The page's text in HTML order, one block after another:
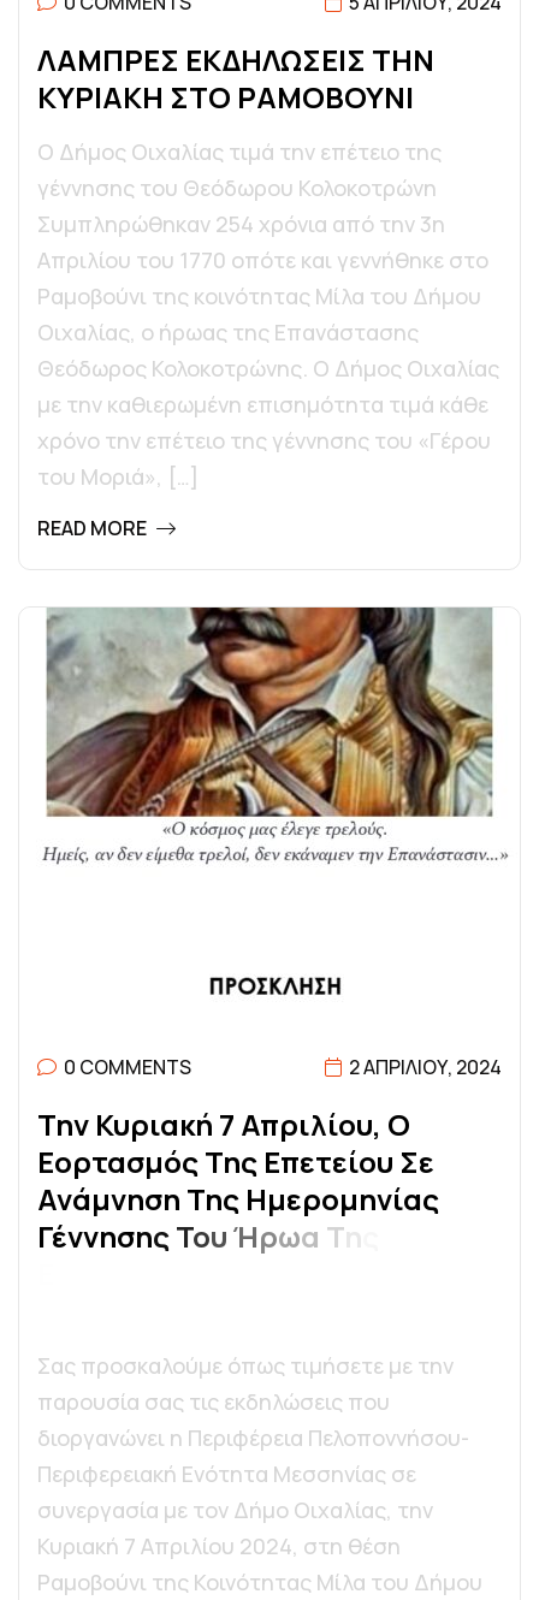
ΛΑΜΠΡΕΣ ΕΚΔΗΛΩΣΕΙΣ ΤΗΝ
ΚΥΡΙΑΚΗ ΣΤΟ ΡΑΜΟΒΟΥΝΙ
Ο Δήμος Οιχαλίας τιμά την επέτειο της
γέννησης του Θεόδωρου Κολοκοτρώνη
Συμπληρώθηκαν 254 χρόνια από την 3η
Απριλίου του 1770 οπότε και γεννήθηκε στο
Ραμοβούνι της κοινότητας Μίλα του Δήμου
Οιχαλίας, ο ήρωας της Επανάστασης
Θεόδωρος Κολοκοτρώνης. Ο Δήμος Οιχαλίας
με την καθιερωμένη επισημότητα τιμά κάθε
χρόνο την επέτειο της γέννησης του «Γέρου
του Μοριά», […]
READ MORE
0 COMMENTS 2 ΑΠΡΙΛΊΟΥ, 2024
ΤΗΝ ΚΥΡΙΑΚΉ 7 ΑΠΡΙΛΊΟΥ, Ο
ΕΟΡΤΑΣΜΌΣΤΗΣ ΕΠΕΤΕΊΟΥ ΣΕ
ΑΝΆΜΝΗΣΗ ΤΗΣ ΗΜΕΡΟΜΗΝΊΑΣ
ΓΈΝΝΗΣΗΣΤΟΥΉΡΩΑ Τ
Σας προσκαλούμε όπως τιμήσετε με την
παρουσία σας τις εκδηλώσεις που
διοργανώνει η Περιφέρεια Πελοποννήσου-
Περιφερειακή Ενότητα Μεσσηνίας σε
συνεργασία με τον Δήμο Οιχαλίας, την
Κυριακή 7 Απριλίου 2024, στη θέση
Ραμοβούνι της Κοινότητας Μίλα του Δήμου